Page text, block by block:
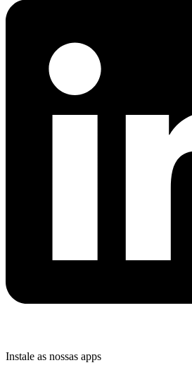
Instale as nossas apps